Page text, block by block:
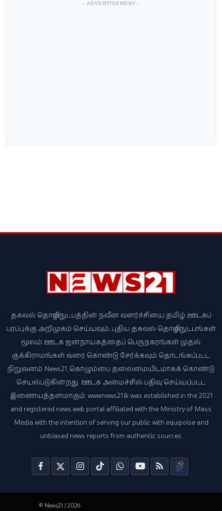
- ADVERTISEMENT -
தகவல் தொழில்நுட்பத்தின் நவீன வளர்ச்சியை தமிழ் ஊடகப்
பரப்புக்கு அறிமுகம் செய்யவும், புதிய தகவல் தொழில்நுட்பங்கள்
மூலம் ஊடக ஜனநாயகத்தைப் பெருநகரங்கள் முதல்
குக்கிராமங்கள் வரை கொண்டு சேர்க்கவும் தொடங்கப்பட்ட
நிறுவனம் News21, கொழும்பை தலைமையிடமாகக் கொண்டு
செயல்படுகின்றது. ஊடக அமைச்சில் பதிவு செய்யப்பட்ட
இணையத்தளமாகும். www.news21.lk was established in the 2021
and registered news web portal affiliated with the Ministry of Mass
Media with the intention of serving our public with equipoise and
unbiased news reports from authentic sources.
© News21 | 2026